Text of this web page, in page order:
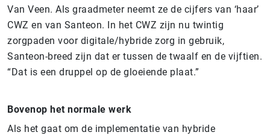
Van Veen. Als graadmeter neemt ze de cijfers van ‘haar’
CWZ en van Santeon. In het CWZ zijn nu twintig
zorgpaden voor digitale/hybride zorg in gebruik,
Santeon-breed zijn dat er tussen de twaalf en de vijftien.
“Dat is een druppel op de gloeiende plaat.”
Bovenop het normale werk
Als het gaat om de implementatie van hybride